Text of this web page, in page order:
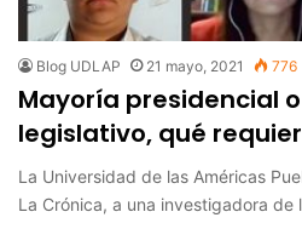
Blog UDLAP 21 mayo, 2021 776
Mayoría presidencial
legislativo, qué
La Universidad de las Américas
La Crónica, a una investigadora de